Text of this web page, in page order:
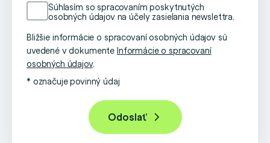
Súhlasím so spracovaním poskytnutých
osobných údajov na účely zasielania newslettra.
Bližšie informácie o spracovaní osobných údajov sú
uvedené v dokumente Informácie o spracovaní
osobných údajov.
* označuje povinný údaj